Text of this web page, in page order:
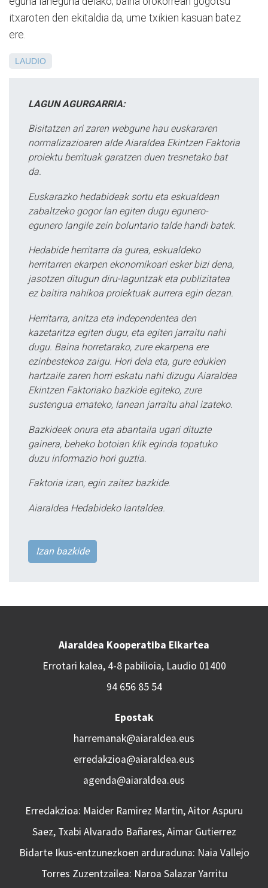
itxaroten den ekitaldia da, ume txikien kasuan batez
ere.
LAUDIO
LAGUN AGURGARRIA:
Bisitatzen ari zaren webgune hau euskararen
normalizazioaren alde Aiaraldea Ekintzen Faktoria
proiektu berrituak garatzen duen tresnetako bat
da.
Euskarazko hedabideak sortu eta eskualdean
zabaltzeko gogor lan egiten dugu egunero-
egunero langile zein boluntario talde handi batek.
Hedabide herritarra da gurea, eskualdeko
herritarren ekarpen ekonomikoari esker bizi dena,
jasotzen ditugun diru-laguntzak eta publizitatea
ez baitira nahikoa proiektuak aurrera egin dezan.
Herritarra, anitza eta independentea den
kazetaritza egiten dugu, eta egiten jarraitu nahi
dugu. Baina horretarako, zure ekarpena ere
ezinbestekoa zaigu. Hori dela eta, gure edukien
hartzaile zaren horri eskatu nahi dizugu Aiaraldea
Ekintzen Faktoriako bazkide egiteko, zure
sustengua emateko, lanean jarraitu ahal izateko.
Bazkideek onura eta abantaila ugari dituzte
gainera, beheko botoian klik eginda topatuko
duzu informazio hori guztia.
Faktoria izan, egin zaitez bazkide.
Aiaraldea Hedabideko lantaldea.
Izan bazkide
Aiaraldea Kooperatiba Elkartea
Errotari kalea, 4-8 pabilioia, Laudio 01400
94 656 85 54
Epostak
harremanak@aiaraldea.eus
erredakzioa@aiaraldea.eus
agenda@aiaraldea.eus
Erredakzioa: Maider Ramirez Martin, Aitor Aspuru
Saez, Txabi Alvarado Bañares, Aimar Gutierrez
Bidarte Ikus-entzunezkoen arduraduna: Naia Vallejo
Torres Zuzentzailea: Naroa Salazar Yarritu